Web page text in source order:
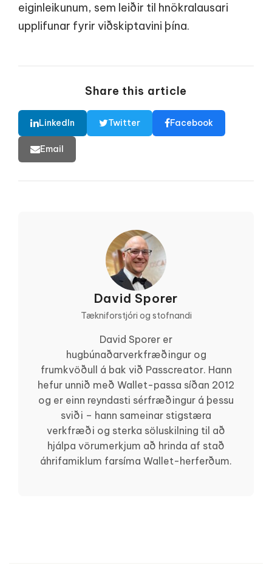
eiginleikunum, sem leiðir til hnökralausari
upplifunar fyrir viðskiptavini þína.
Share this article
LinkedIn Twitter Facebook
Email
David Sporer
Tækniforstjóri og stofnandi
David Sporer er
hugbúnaðarverkfræðingur og
frumkvöðull á bak við Passcreator. Hann
hefur unnið með Wallet-passa síðan 2012
og er einn reyndasti sérfræðingur á þessu
sviði – hann sameinar stigstæra
verkfræði og sterka söluskilning til að
hjálpa vörumerkjum að hrinda af stað
áhrifamiklum farsíma Wallet-herferðum.